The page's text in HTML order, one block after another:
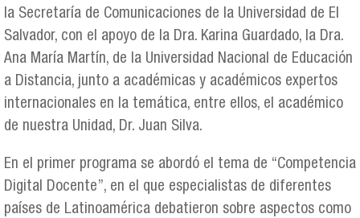
la Secretaría de Comunicaciones de la Universidad de El
Salvador, con el apoyo de la Dra. Karina Guardado, la Dra.
Ana María Martín, de la Universidad Nacional de Educación
a Distancia, junto a académicas y académicos expertos
internacionales en la temática, entre ellos, el académico
de nuestra Unidad, Dr. Juan Silva.
En el primer programa se abordó el tema de “Competencia
Digital Docente”, en el que especialistas de diferentes
países de Latinoamérica debatieron sobre aspectos como